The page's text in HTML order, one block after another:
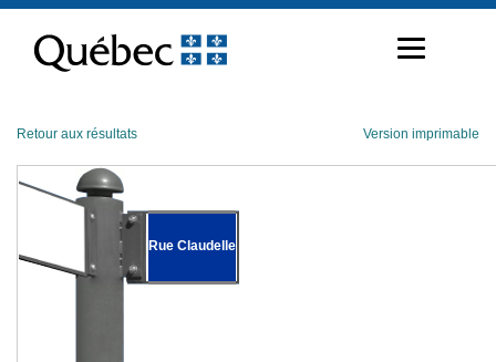
contenu
Retour aux résultats Version imprimable
Rue Claudelle